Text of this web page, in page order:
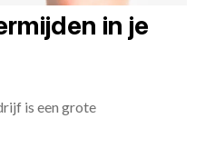
in je
is een grote